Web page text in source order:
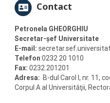
Contact
Petronela GHEORGHIU
Secretar-șef Universitate
E-mail:
Telefon:0232 20 1010
Fax: 0232.201201
Adresa: B-dul Carol I, nr. 11,
Corpul A al Universităţii,